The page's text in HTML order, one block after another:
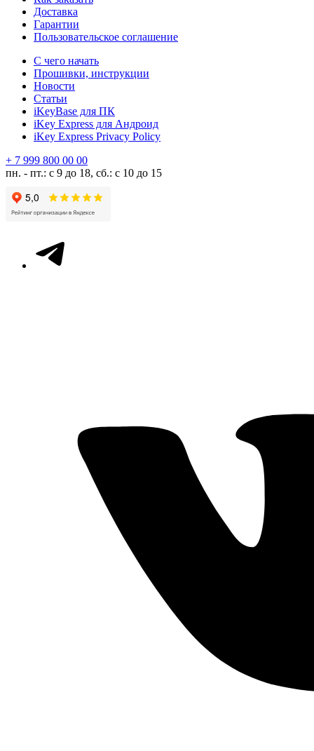
Доставка
Гарантии
Пользовательское соглашение
С чего начать
Прошивки, инструкции
Новости
Статьи
iKeyBase для ПК
iKey Express для Андроид
iKey Express Privacy Policy
+ 7 999 800 00 00
пн. - пт.: с 9 до 18, сб.: с 10 до 15